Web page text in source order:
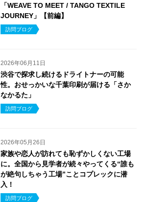
「WEAVE TO MEET / TANGO TEXTILE
JOURNEY」【前編】
訪問ブログ
2026年06月11日
渋谷で探求し続けるドライトナーの可能
性。おせっかいな千葉印刷が届ける「さか
なかるた」
訪問ブログ
2026年05月26日
家族や恋人が訪れても恥ずかしくない工場
に。全国から見学者が続々やってくる“誰も
が絶句しちゃう工場”ことコプレックに潜
入！
訪問ブログ